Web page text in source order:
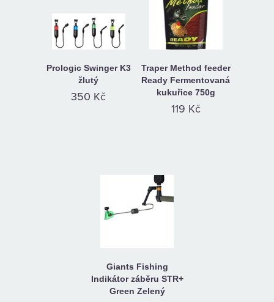
Prologic Swinger K3
žlutý
350 Kč
Traper Method feeder
Ready Fermentovaná
kukuřice 750g
119 Kč
Giants Fishing
Indikátor záběru STR+
Green Zelený